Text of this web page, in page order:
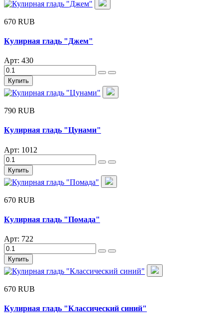
670 RUB
Кулирная гладь "Джем"
Арт: 430
Купить
790 RUB
Кулирная гладь "Цунами"
Арт: 1012
Купить
670 RUB
Кулирная гладь "Помада"
Арт: 722
Купить
670 RUB
Кулирная гладь "Классический синий"